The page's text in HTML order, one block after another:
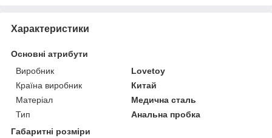
Характеристики
Основні атрибути
Виробник
Lovetoy
Країна виробник
Китай
Матеріал
Медична сталь
Тип
Анальна пробка
Габаритні розміри